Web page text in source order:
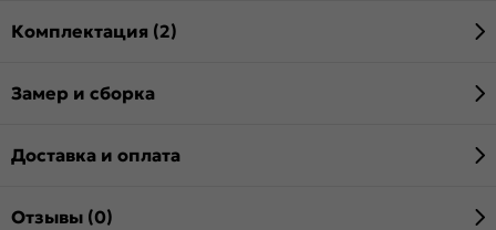
Комплектация (2)
Замер и сборка
Доставка и оплата
Отзывы (0)